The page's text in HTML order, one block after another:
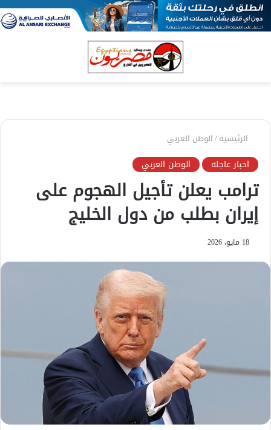
الرئيسية/الوطن العربي
اخبار عاجله الوطن العربي
ترامب يعلن تأجيل الهجوم على
إيران بطلب من دول الخليج
18 مايو، 2026